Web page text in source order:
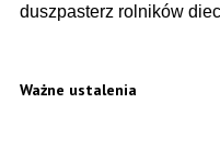
duszpasterz rolników
Ważne ustalenia